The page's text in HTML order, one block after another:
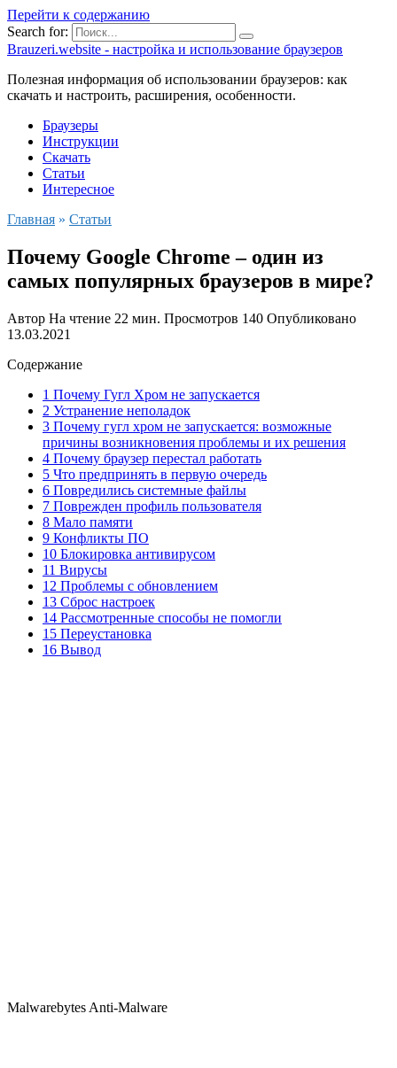
Перейти к содержанию
Search for:
Brauzeri.website - настройка и использование браузеров
Полезная информация об использовании браузеров: как
скачать и настроить, расширения, особенности.
Браузеры
Инструкции
Скачать
Статьи
Интересное
Главная » Статьи
Почему Google Chrome – один из
самых популярных браузеров в мире?
Автор На чтение 22 мин. Просмотров 140 Опубликовано
13.03.2021
Содержание
1 Почему Гугл Хром не запускается
2 Устранение неполадок
3 Почему гугл хром не запускается: возможные
причины возникновения проблемы и их решения
4 Почему браузер перестал работать
5 Что предпринять в первую очередь
6 Повредились системные файлы
7 Поврежден профиль пользователя
8 Мало памяти
9 Конфликты ПО
10 Блокировка антивирусом
11 Вирусы
12 Проблемы с обновлением
13 Сброс настроек
14 Рассмотренные способы не помогли
15 Переустановка
16 Вывод
Malwarebytes Anti-Malware